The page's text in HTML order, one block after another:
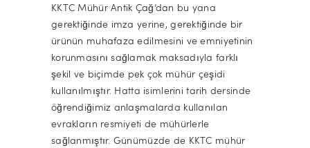
KKTC Mühür Antik Çağ’dan bu yana
gerektiğinde imza yerine, gerektiğinde bir
ürünün muhafaza edilmesini ve emniyetinin
korunmasını sağlamak maksadıyla farklı
şekil ve biçimde pek çok mühür çeşidi
kullanılmıştır. Hatta isimlerini tarih dersinde
öğrendiğimiz anlaşmalarda kullanılan
evrakların resmiyeti de mühürlerle
sağlanmıştır. Günümüzde de KKTC mühür